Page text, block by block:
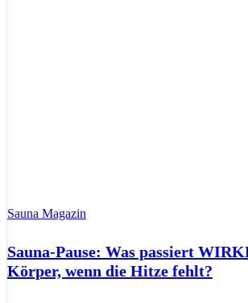
Sauna Magazin
Sauna-Pause: Was passiert
Körper, wenn die Hitze fehlt?